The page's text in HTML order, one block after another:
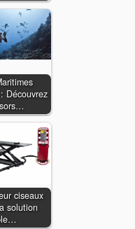
Découvrez
ciseaux
solution